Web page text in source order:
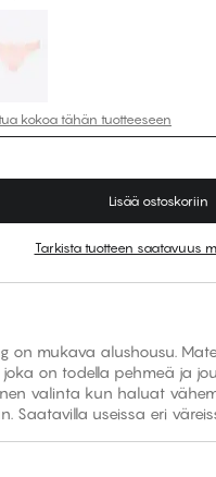
kokoa tähän tuotteeseen
Lisää ostoskoriin
Tarkista tuotteen saatavuus
on mukava alushousu.
on todella pehmeä ja
valinta kun haluat
Saatavilla useissa eri